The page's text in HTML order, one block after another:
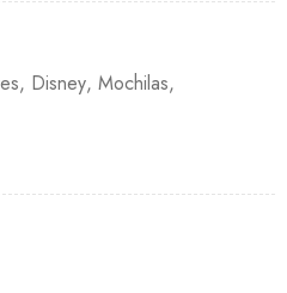
, Disney, Mochilas,